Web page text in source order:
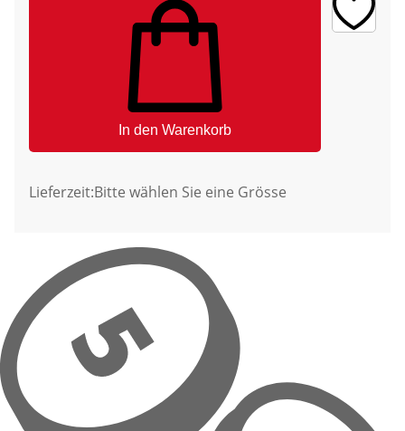
In den Warenkorb
Lieferzeit:Bitte wählen Sie eine Grösse